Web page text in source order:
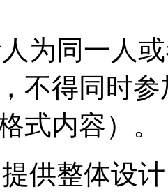
为同一人
不得同时
式内容）。
供整体设